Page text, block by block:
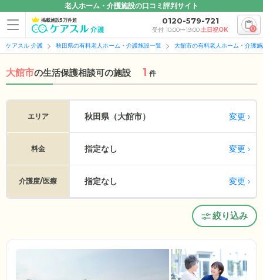
老人ホーム・介護施設の口コミ評判サイト
掲載施設5万件超 0120-579-721
受付 10:00〜19:00土日祝OK 0
ケアスル 介護 秋田県の有料老人ホーム・介護施設一覧 大館市の有料老人ホーム・介護
大館市の生活保護相談可の施設 1 件
エリア 秋田県（大館市） 変更
料金 指定なし 変更
介護度/医療 指定なし 変更
絞り込み